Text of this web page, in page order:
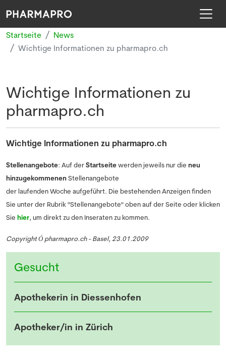
Startseite
News
Wichtige Informationen zu pharmapro.ch
Wichtige Informationen zu
pharmapro.ch
Wichtige Informationen zu pharmapro.ch
Stellenangebote: Auf derStartseitewerden jeweils nur die neu
hinzugekommenenStellenangebote
der laufenden Woche aufgeführt. Die bestehenden Anzeigen finden
Sie unter der Rubrik "Stellenangebote" oben auf der Seite oder klicken
Sie hier, um direkt zu den Inseraten zu kommen.
CopyrightÓ pharmapro.ch - Basel, 23.01.2009
Gesucht
Apothekerin in Diessenhofen
Apotheker/in in Zürich